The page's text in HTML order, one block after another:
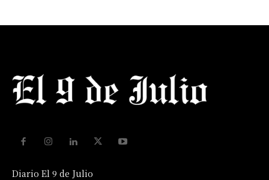
Diario El 9 de Julio